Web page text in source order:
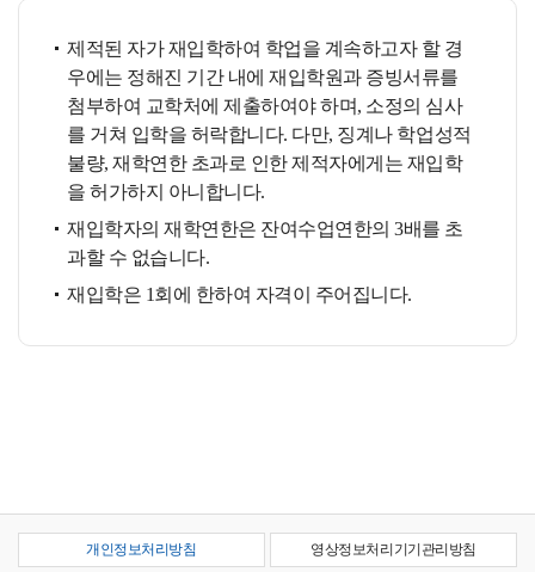
제적된 자가 재입학하여 학업을 계속하고자 할 경
우에는 정해진 기간 내에 재입학원과 증빙서류를
첨부하여 교학처에 제출하여야 하며, 소정의 심사
를 거쳐 입학을 허락합니다. 다만, 징계나 학업성적
불량, 재학연한 초과로 인한 제적자에게는 재입학
을 허가하지 아니합니다.
재입학자의 재학연한은 잔여수업연한의 3배를 초
과할 수 없습니다.
재입학은 1회에 한하여 자격이 주어집니다.
개인정보처리방침 영상정보처리기기관리방침